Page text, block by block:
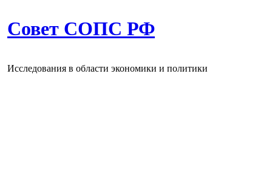
Совет СОПС РФ
Исследования в области экономики и политики